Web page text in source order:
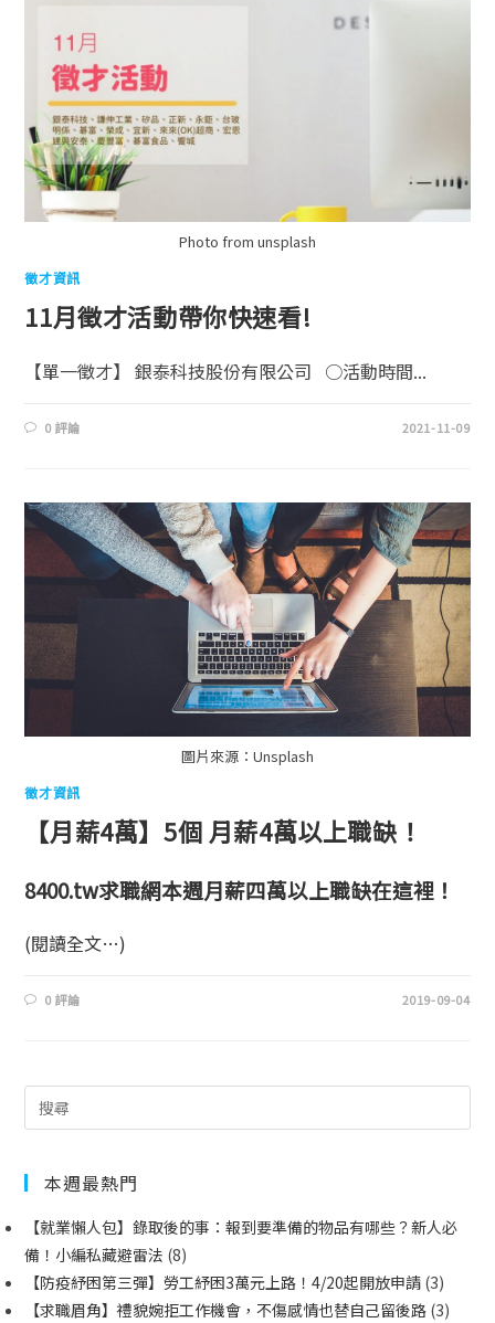
Photo from unsplash
徵才資訊
11月徵才活動帶你快速看!
【單一徵才】 銀泰科技股份有限公司 ○活動時間...
0 評論 2021-11-09
圖片來源：Unsplash
徵才資訊
【月薪4萬】5個 月薪4萬以上職缺！
8400.tw求職網本週月薪四萬以上職缺在這裡！
(閱讀全文…)
0 評論 2019-09-04
本週最熱門
【就業懶人包】錄取後的事：報到要準備的物品有哪些？新人必
備！小編私藏避雷法 (8)
【防疫紓困第三彈】勞工紓困3萬元上路！4/20起開放申請 (3)
【求職眉角】禮貌婉拒工作機會，不傷感情也替自己留後路 (3)